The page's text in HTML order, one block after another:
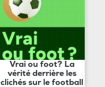
Vrai ou foot? La
vérité derrière les
clichés sur le football